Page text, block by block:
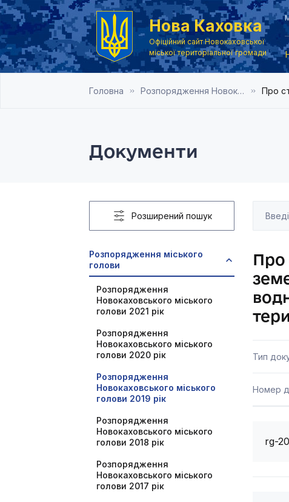
Нова Каховка
Офіційний сайт Новокаховської
міської територіальної громади
Головна Розпорядження Новокаховського міського голови 2019 рік Про
Документи
Розширений пошук
Розпорядження міського
голови
Розпорядження
Новокаховського міського
голови 2021 рік
Розпорядження
Новокаховського міського
голови 2020 рік
Розпорядження
Новокаховського міського
голови 2019 рік
Розпорядження
Новокаховського міського
голови 2018 рік
Розпорядження
Новокаховського міського
голови 2017 рік
Про
Тип
Номер
rg-